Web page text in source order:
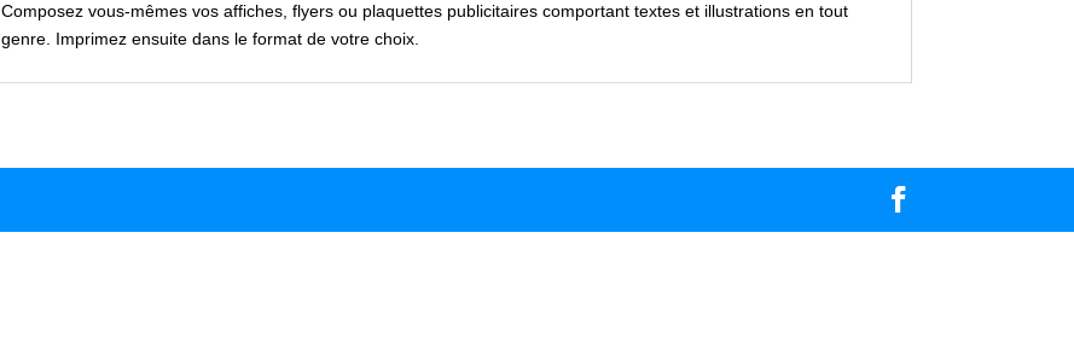
Composez vous-mêmes vos affiches, flyers ou plaquettes publicitaires comportant textes et illustrations en tout
genre. Imprimez ensuite dans le format de votre choix.